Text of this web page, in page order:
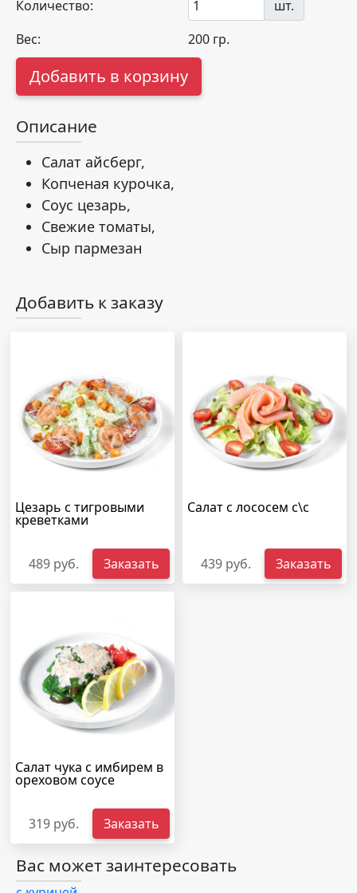
Количество:
шт.
Вес:
200 гр.
Добавить в корзину
Описание
Салат айсберг,
Копченая курочка,
Соус цезарь,
Свежие томаты,
Сыр пармезан
Добавить к заказу
Цезарь с тигровыми
креветками
489 руб. Заказать
Салат с лососем с\с
439 руб. Заказать
Салат чука с имбирем в
ореховом соусе
319 руб. Заказать
Вас может заинтересовать